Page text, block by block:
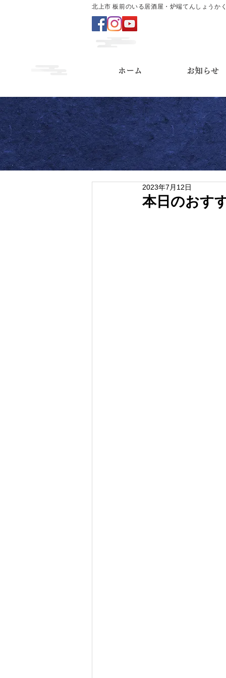
北上市 板前のいる居酒屋・炉端てんしょうか
ホーム お知らせ
本日のおす
2023年7月12日